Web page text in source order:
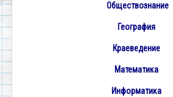
Обществознание
География
Краеведение
Математика
Информатика